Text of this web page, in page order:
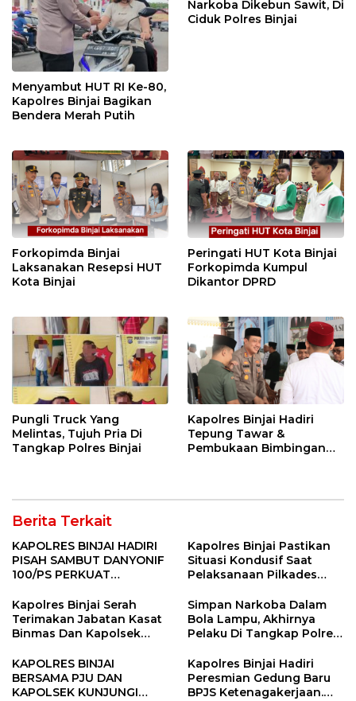
Menyambut HUT RI Ke-80,
Kapolres Binjai Bagikan
Bendera Merah Putih
Narkoba Dikebun Sawit, Di
Ciduk Polres Binjai
Forkopimda Binjai
Laksanakan Resepsi HUT
Kota Binjai
Peringati HUT Kota Binjai
Forkopimda Kumpul
Dikantor DPRD
Pungli Truck Yang
Melintas, Tujuh Pria Di
Tangkap Polres Binjai
Kapolres Binjai Hadiri
Tepung Tawar &
Pembukaan Bimbingan
Berita Terkait
KAPOLRES BINJAI HADIRI
PISAH SAMBUT DANYONIF
100/PS PERKUAT
Kapolres Binjai Pastikan
Situasi Kondusif Saat
Pelaksanaan Pilkades
Kapolres Binjai Serah
Terimakan Jabatan Kasat
Binmas Dan Kapolsek
Simpan Narkoba Dalam
Bola Lampu, Akhirnya
Pelaku Di Tangkap Polres
KAPOLRES BINJAI
BERSAMA PJU DAN
KAPOLSEK KUNJUNGI
Kapolres Binjai Hadiri
Peresmian Gedung Baru
BPJS Ketenagakerjaan.